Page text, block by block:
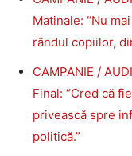
Matinale: “Nu
rândul copiilor,
CAMPANIE /
Final: “Cred că
privească spre
politică.”